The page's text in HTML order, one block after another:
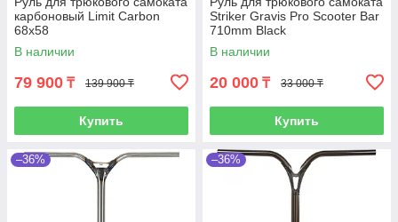
карбоновый Limit Carbon
68x58
В наличии
79 900 ₸ 139 900 ₸
Купить
Striker Gravis Pro Scooter Bar
710mm Black
В наличии
20 000 ₸ 33 000 ₸
Купить
–36% –36%